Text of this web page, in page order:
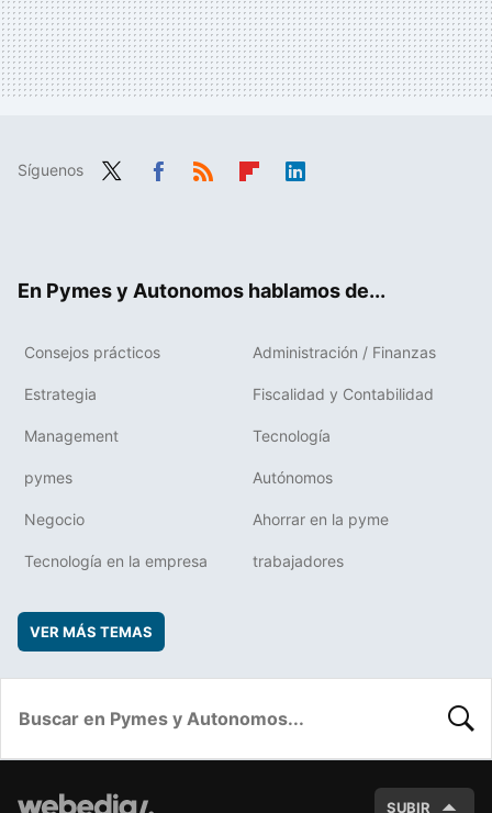
Síguenos
En Pymes y Autonomos hablamos de...
Consejos prácticos Administración / Finanzas
Estrategia Fiscalidad y Contabilidad
Management Tecnología
pymes Autónomos
Negocio Ahorrar en la pyme
Tecnología en la empresa trabajadores
VER MÁS TEMAS
SUBIR